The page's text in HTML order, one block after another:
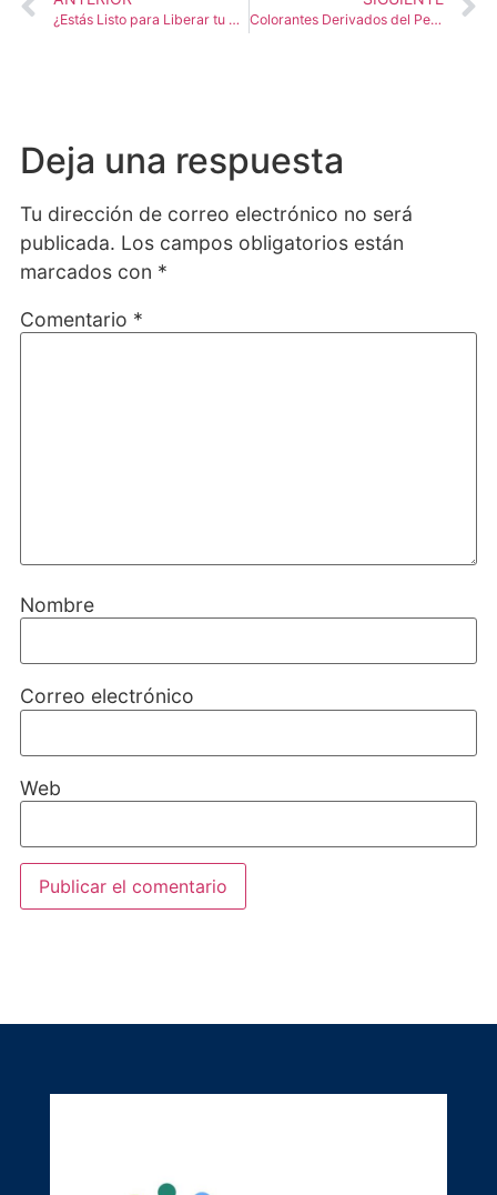
¿Estás Listo para Liberar tu Medicamento? 5 Claves para Garantizar el Cumplimiento de Buenas Prácticas de Manufactura (GMP) Colorantes Derivados del Petróleo: ¿Qué Nos Está Diciendo Realmente la Prohibición de la FDA?
Deja una respuesta
Tu dirección de correo electrónico no será
publicada. Los campos obligatorios están
marcados con *
Comentario *
Nombre
Correo electrónico
Web